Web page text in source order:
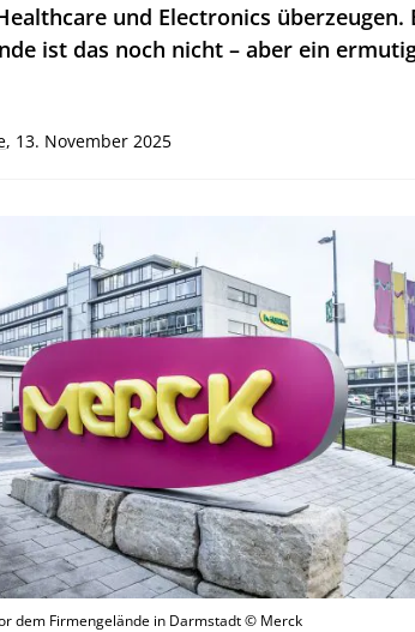
und Electronics überzeugen.
ist das noch nicht – aber ein
, 13. November 2025
dem Firmengelände in Darmstadt © Merck